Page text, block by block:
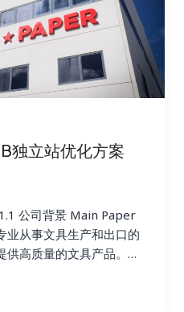
独立站优化方案
公司背景 Main Paper
从事文具生产和出口的
高质量的文具产品。目
经销商合作。 行业背景